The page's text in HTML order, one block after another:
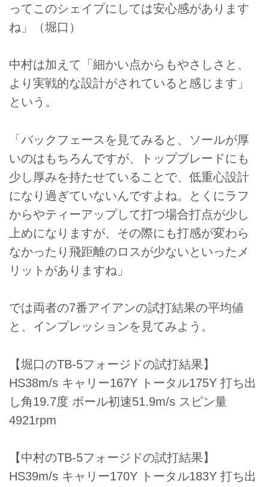
ってこのシェイプにしては安心感があります
ね」（堀口）
中村は加えて「細かい点からもやさしさと、
より実戦的な設計がされていると感じます」
という。
「バックフェースを見てみると、ソールが厚
いのはもちろんですが、トップブレードにも
少し厚みを持たせていることで、低重心設計
になり過ぎていないんですよね。とくにラフ
からやティーアップして打つ場合打点が少し
上めになりますが、その際にも打感が変わら
なかったり飛距離のロスが少ないといったメ
リットがありますね」
では両者の7番アイアンの試打結果の平均値
と、インプレッションを見てみよう。
【堀口のTB-5フォージドの試打結果】
HS38m/s キャリー167Y トータル175Y 打ち出
し角19.7度 ボール初速51.9m/s スピン量
4921rpm
【中村のTB-5フォージドの試打結果】
HS39m/s キャリー170Y トータル183Y 打ち出